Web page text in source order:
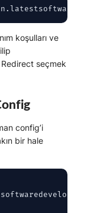
koşulları ve
Redirect seçmek
config’i
bir hale